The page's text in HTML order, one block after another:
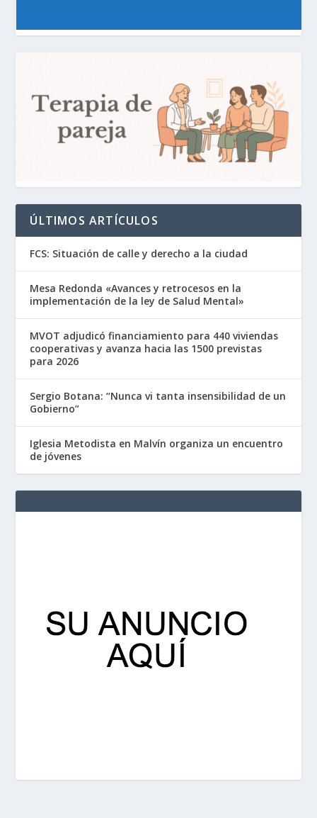
ÚLTIMOS ARTÍCULOS
FCS: Situación de calle y derecho a la ciudad
Mesa Redonda «Avances y retrocesos en la
implementación de la ley de Salud Mental»
MVOT adjudicó financiamiento para 440 viviendas
cooperativas y avanza hacia las 1500 previstas
para 2026
Sergio Botana: “Nunca vi tanta insensibilidad de un
Gobierno”
Iglesia Metodista en Malvín organiza un encuentro
de jóvenes